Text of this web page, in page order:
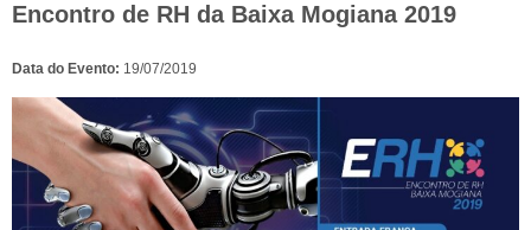
Encontro de RH da Baixa Mogiana 2019
Data do Evento: 19/07/2019